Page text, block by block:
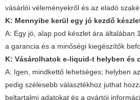
vásárlói véleményekről és az eladó
K: Mennyibe kerül egy jó kezdő
A: Egy jó, alap pod készlet ára általában
a garancia és a minőségi kiegészítők
K: Vásárolhatok e-liquid-t helyben és
A: Igen, mindkettő lehetséges; helyben
pedig szélesebb választékhoz juthat
beltartalmi adatokat és a gyártói